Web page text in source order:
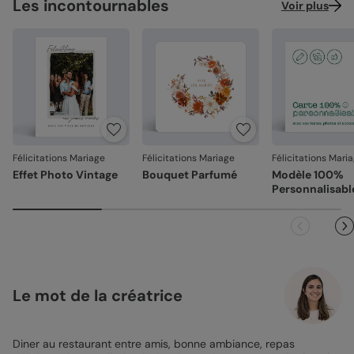
Les incontournables Voir plus
Félicitations Mariage
Effet Photo Vintage
Félicitations Mariage
Bouquet Parfumé
Félicitations
Modèle 100%
Le mot de la créatrice
Diner au restaurant entre amis, bonne ambiance, repas